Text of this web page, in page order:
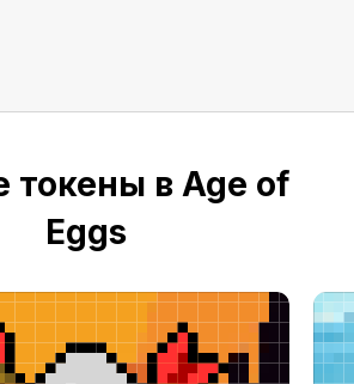
токены в Age of
Eggs